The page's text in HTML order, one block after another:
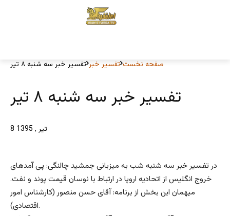
صفحه نخست تفسیر خبر تفسیر خبر سه شنبه ۸ تیر
تفسیر خبر سه شنبه ۸ تیر
8 تیر , 1395
در تفسیر خبر سه شنبه شب به میزبانی جمشید چالنگی: پی آمدهای
خروج انگلیس از اتحادیه اروپا در ارتباط با نوسان قیمت پوند و نفت.
میهمان این بخش از برنامه: آقای حسن منصور (کارشناس امور
اقتصادی).